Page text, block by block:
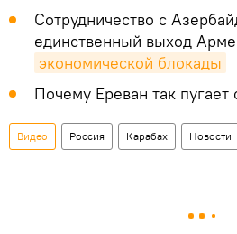
Сотрудничество с
единственный выход
экономической блокады
Почему Ереван так пугает
Видео Россия Карабах Новости